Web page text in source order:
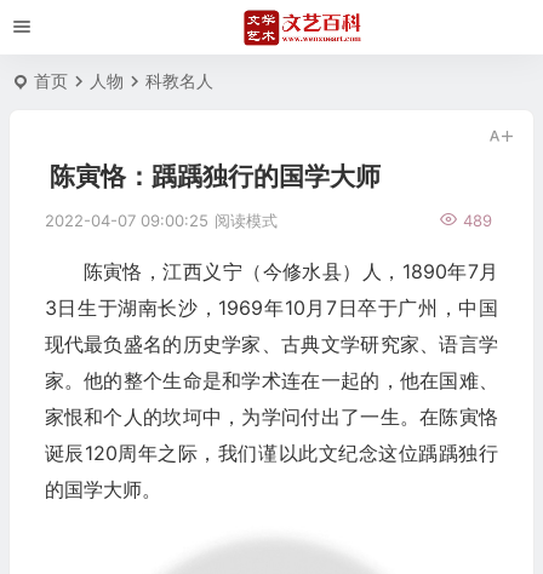
首页 人物 科教名人
陈寅恪：踽踽独行的国学大师
2022-04-07 09:00:25 489
阅读模式
陈寅恪，江西义宁（今修水县）人，1890年7月
3日生于湖南长沙，1969年10月7日卒于广州，中国
现代最负盛名的历史学家、古典文学研究家、语言学
家。他的整个生命是和学术连在一起的，他在国难、
家恨和个人的坎坷中，为学问付出了一生。在陈寅恪
诞辰120周年之际，我们谨以此文纪念这位踽踽独行
的国学大师。